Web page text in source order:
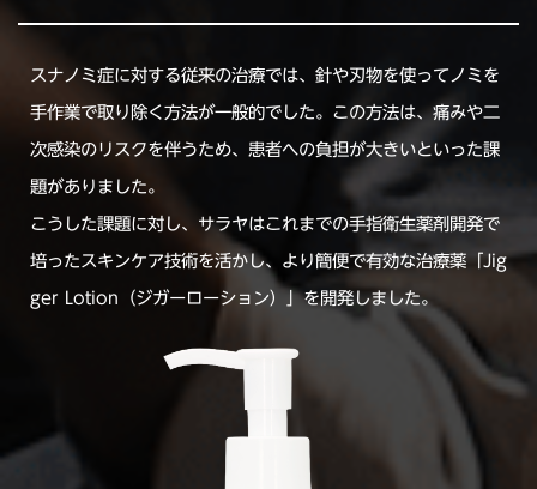
スナノミ症に対する従来の治療では、針や刃物を使ってノミを
手作業で取り除く方法が一般的でした。この方法は、痛みや二
次感染のリスクを伴うため、患者への負担が大きいといった課
題がありました。
こうした課題に対し、サラヤはこれまでの手指衛生薬剤開発で
培ったスキンケア技術を活かし、より簡便で有効な治療薬「Jig
ger Lotion（ジガーローション）」を開発しました。